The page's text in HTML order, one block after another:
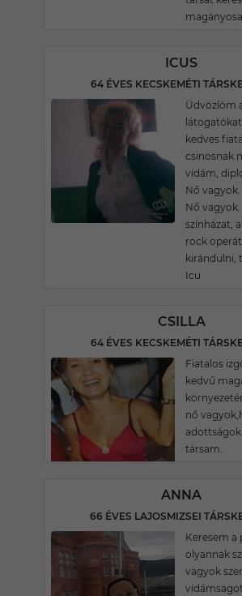
ICUS
64 ÉVES KECSKEMÉTI
Üdvözlöm
kedves
csinosnak
vidám,
Nő vagyok.
Nő
színházat,
rock
kirándulni,
Icu
CSILLA
64 ÉVES KECSKEMÉTI
Fiatalos
kedvű
nő
társam.
ANNA
66 ÉVES LAJOSMIZSEI
Keresem a
olyannak
vagyok